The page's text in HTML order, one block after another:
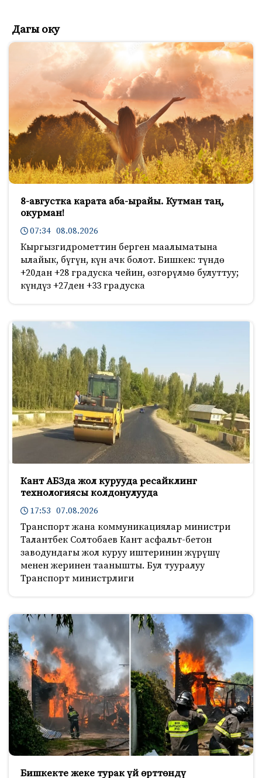
Дагы оку
8-августка карата аба-ырайы. Кутман таң,
окурман!
07:34 08.08.2026
Кыргызгидрометтин берген маалыматына
ылайык, бүгүн, күн ачк болот. Бишкек: түндө
+20дан +28 градуска чейин, өзгөрүлмө булуттуу;
күндүз +27ден +33 градуска
Кант АБЗда жол курууда ресайклинг
технологиясы колдонулууда
17:53 07.08.2026
Транспорт жана коммуникациялар министри
Талантбек Солтобаев Кант асфальт-бетон
заводундагы жол куруу иштеринин жүрүшү
менен жеринен таанышты. Бул тууралуу
Транспорт министрлиги
Бишкекте жеке турак үй өрттөндү